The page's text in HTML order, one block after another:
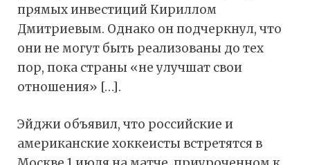
прямых инвестиций Кириллом
Дмитриевым. Однако он подчеркнул, что
они не могут быть реализованы до тех
пор, пока страны «не улучшат свои
отношения» […].
Эйджи объявил, что российские и
американские хоккеисты встретятся в